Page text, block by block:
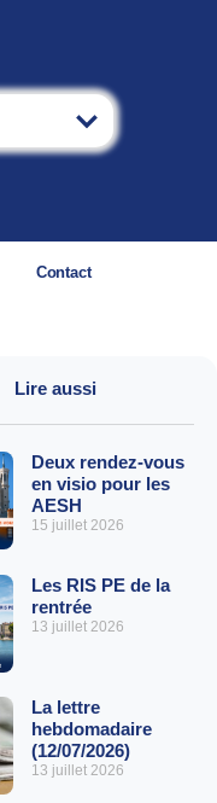
Contact
Lire aussi
Deux rendez-vous
en visio pour les
AESH
15 juillet 2026
Les RIS PE de la
rentrée
13 juillet 2026
La lettre
hebdomadaire
(12/07/2026)
13 juillet 2026